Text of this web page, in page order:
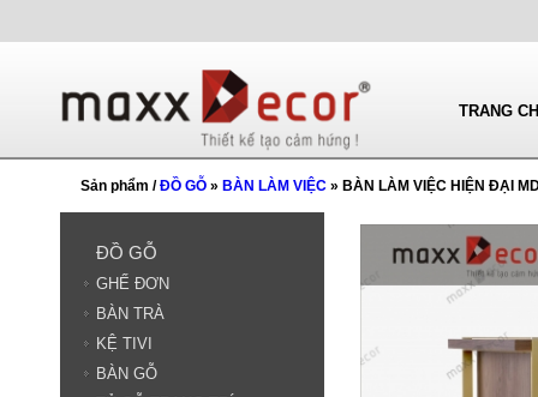
TRANG
Sản phẩm /ĐỒ GỖ » BÀN LÀM VIỆC » BÀN LÀM VIỆC HIỆN ĐẠI
ĐỒ GỖ
GHẾ ĐƠN
BÀN TRÀ
KỆ TIVI
BÀN GỖ